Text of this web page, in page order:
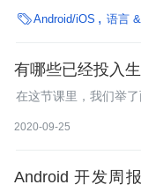
Cyanogen所支持的所
就是我们所熟知的
Android/iOS 语言
有哪些已经投入
在这节课里，我们举
2020-09-25
Android 开发周